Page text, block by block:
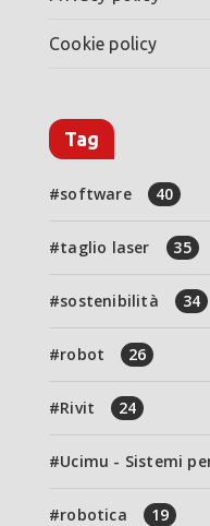
Cookie policy
Tag
software 40
taglio laser 35
sostenibilità 34
robot 26
Rivit 24
Ucimu - Sistemi
robotica 19